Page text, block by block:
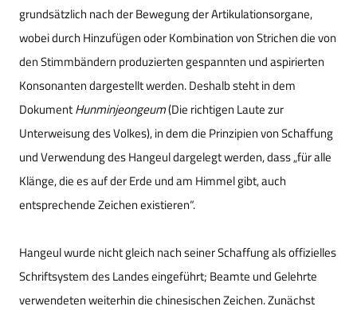
grundsätzlich nach der Bewegung der Artikulationsorgane,
wobei durch Hinzufügen oder Kombination von Strichen die von
den Stimmbändern produzierten gespannten und aspirierten
Konsonanten dargestellt werden. Deshalb steht in dem
DokumentHunminjeongeum(Die richtigen Laute zur
Unterweisung des Volkes), in dem die Prinzipien von Schaffung
und Verwendung des Hangeul dargelegt werden, dass „für alle
Klänge, die es auf der Erde und am Himmel gibt, auch
entsprechende Zeichen existieren“.
Hangeul wurde nicht gleich nach seiner Schaffung als offizielles
Schriftsystem des Landes eingeführt; Beamte und Gelehrte
verwendeten weiterhin die chinesischen Zeichen. Zunächst